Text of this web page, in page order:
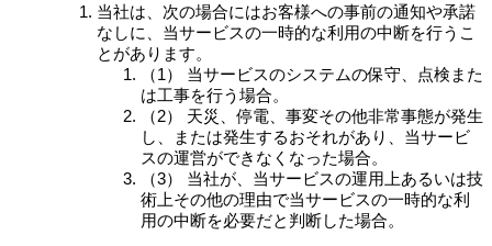
当社は、次の場合にはお客様への事前の通知や承諾
なしに、当サービスの一時的な利用の中断を行うこ
とがあります。
（1） 当サービスのシステムの保守、点検また
は工事を行う場合。
（2） 天災、停電、事変その他非常事態が発生
し、または発生するおそれがあり、当サービ
スの運営ができなくなった場合。
（3） 当社が、当サービスの運用上あるいは技
術上その他の理由で当サービスの一時的な利
用の中断を必要だと判断した場合。